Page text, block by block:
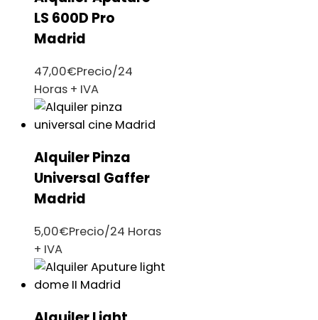
LS 600D Pro
Madrid
47,00€Precio/24
Horas + IVA
Alquiler Pinza
Universal Gaffer
Madrid
5,00€Precio/24 Horas
+ IVA